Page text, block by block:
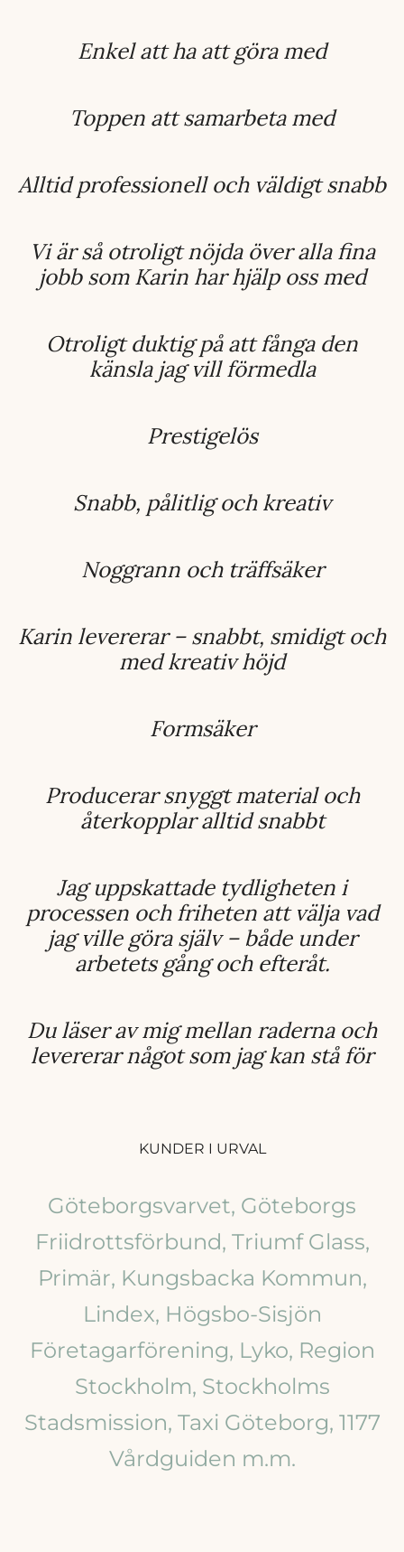
Enkel att ha att göra med
Toppen att samarbeta med
Alltid professionell och väldigt snabb
Vi är så otroligt nöjda över alla fina
jobb som Karin har hjälp oss med
Otroligt duktig på att fånga den
känsla jag vill förmedla
Prestigelös
Snabb, pålitlig och kreativ
Noggrann och träffsäker
Karin levererar – snabbt, smidigt och
med kreativ höjd
Formsäker
Producerar snyggt material och
återkopplar alltid snabbt
Jag uppskattade tydligheten i
processen och friheten att välja vad
jag ville göra själv – både under
arbetets gång och efteråt.
Du läser av mig mellan raderna och
levererar något som jag kan stå för
KUNDER I URVAL
Göteborgsvarvet, Göteborgs
Friidrottsförbund, Triumf Glass,
Primär, Kungsbacka Kommun,
Lindex, Högsbo-Sisjön
Företagarförening, Lyko, Region
Stockholm, Stockholms
Stadsmission, Taxi Göteborg, 1177
Vårdguiden m.m.